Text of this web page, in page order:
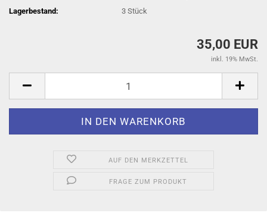
Lagerbestand: 3Stück
35,00 EUR
inkl. 19% MwSt.
AUF DEN MERKZETTEL
FRAGE ZUM PRODUKT